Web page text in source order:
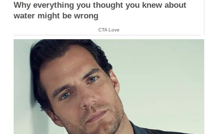
Why everything you thought you knew about
water might be wrong
CTA Love